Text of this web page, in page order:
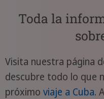
Toda la
Visita nuestra página
descubre todo lo que
próximo viaje a Cuba.